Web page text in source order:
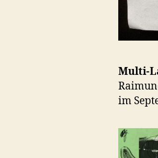
Multi-
im